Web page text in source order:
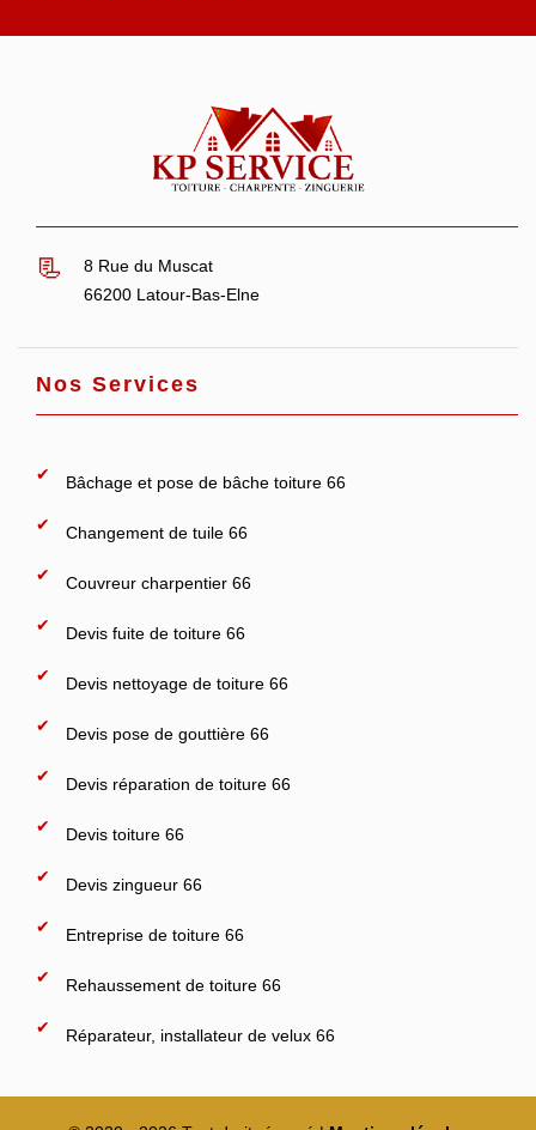
8 Rue du Muscat
66200 Latour-Bas-Elne
Nos Services
Bâchage et pose de bâche toiture 66
Changement de tuile 66
Couvreur charpentier 66
Devis fuite de toiture 66
Devis nettoyage de toiture 66
Devis pose de gouttière 66
Devis réparation de toiture 66
Devis toiture 66
Devis zingueur 66
Entreprise de toiture 66
Rehaussement de toiture 66
Réparateur, installateur de velux 66